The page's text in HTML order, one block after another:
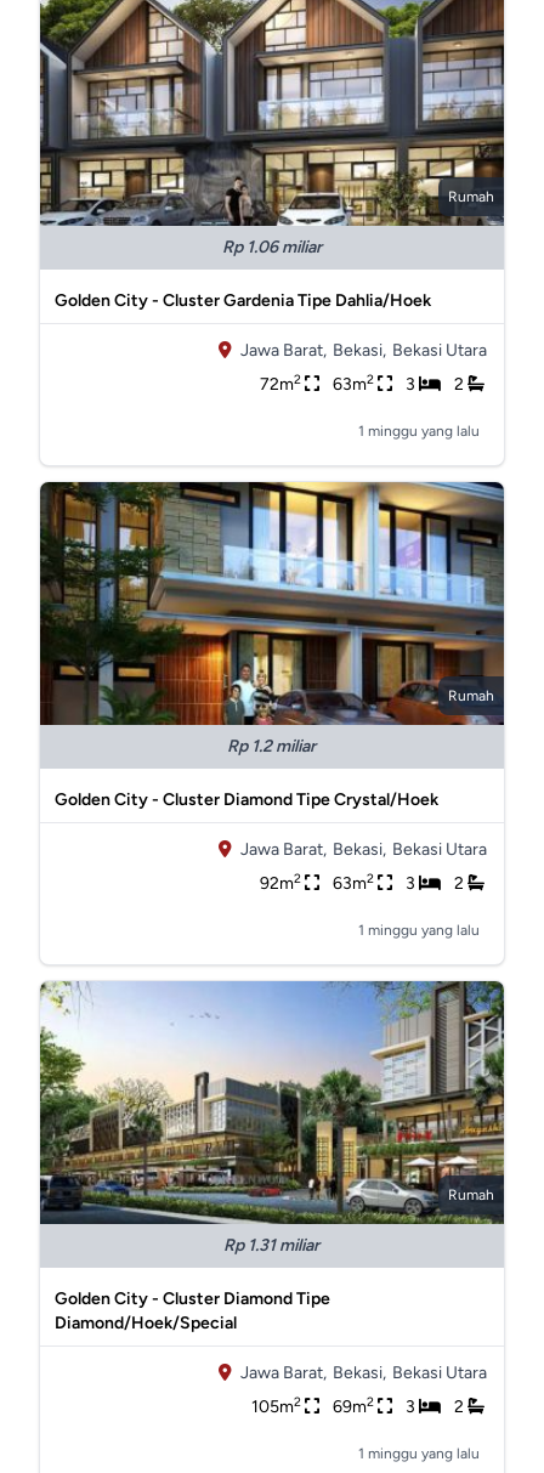
Rumah
Rp 1.06 miliar
Golden City - Cluster Gardenia Tipe Dahlia/Hoek
Jawa Barat, Bekasi, Bekasi Utara
72m2 63m2 3 2
1 minggu yang lalu
Rumah
Rp 1.2 miliar
Golden City - Cluster Diamond Tipe Crystal/Hoek
Jawa Barat, Bekasi, Bekasi Utara
92m2 63m2 3 2
1 minggu yang lalu
Rumah
Rp 1.31 miliar
Golden City - Cluster Diamond Tipe
Diamond/Hoek/Special
Jawa Barat, Bekasi, Bekasi Utara
105m2 69m2 3 2
1 minggu yang lalu